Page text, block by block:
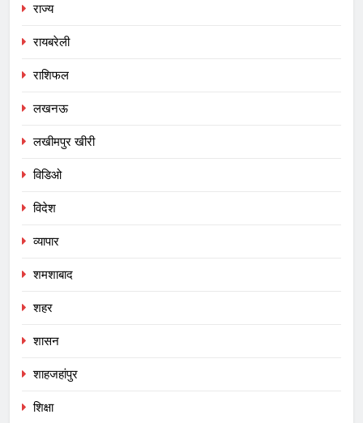
राज्य
रायबरेली
राशिफल
लखनऊ
लखीमपुर खीरी
विडिओ
विदेश
व्यापार
शमशाबाद
शहर
शासन
शाहजहांपुर
शिक्षा